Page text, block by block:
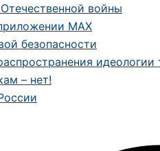
войны
MAX
безопасности
идеологии
– нет!